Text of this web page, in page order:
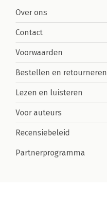
Over ons
Contact
Voorwaarden
Bestellen en retourneren
Lezen en luisteren
Voor auteurs
Recensiebeleid
Partnerprogramma